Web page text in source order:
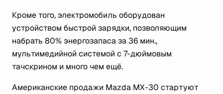
Кроме того, электромобиль оборудован
устройством быстрой зарядки, позволяющим
набрать 80% энергозапаса за 36 мин.,
мультимедийной системой с 7-дюймовым
тачскрином и много чем ещё.
Американские продажи Mazda MX-30 стартуют